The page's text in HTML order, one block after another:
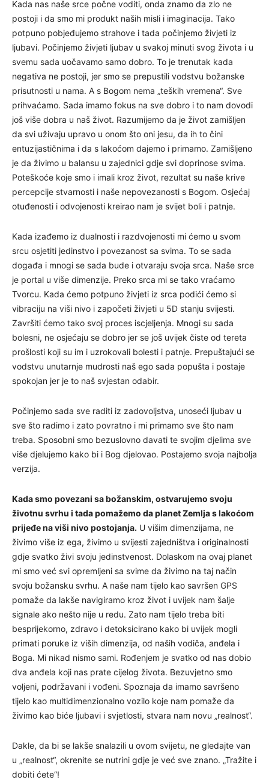
Kada nas naše srce počne voditi, onda znamo da zlo ne
postoji i da smo mi produkt naših misli i imaginacija. Tako
potpuno pobjeđujemo strahove i tada počinjemo živjeti iz
ljubavi. Počinjemo živjeti ljubav u svakoj minuti svog života i u
svemu sada uočavamo samo dobro. To je trenutak kada
negativa ne postoji, jer smo se prepustili vodstvu božanske
prisutnosti u nama. A s Bogom nema „teških vremena“. Sve
prihvaćamo. Sada imamo fokus na sve dobro i to nam dovodi
još više dobra u naš život. Razumijemo da je život zamišljen
da svi uživaju upravo u onom što oni jesu, da ih to čini
entuzijastičnima i da s lakoćom dajemo i primamo. Zamišljeno
je da živimo u balansu u zajednici gdje svi doprinose svima.
Poteškoće koje smo i imali kroz život, rezultat su naše krive
percepcije stvarnosti i naše nepovezanosti s Bogom. Osjećaj
otuđenosti i odvojenosti kreirao nam je svijet boli i patnje.
Kada izađemo iz dualnosti i razdvojenosti mi ćemo u svom
srcu osjetiti jedinstvo i povezanost sa svima. To se sada
događa i mnogi se sada bude i otvaraju svoja srca. Naše srce
je portal u više dimenzije. Preko srca mi se tako vraćamo
Tvorcu. Kada ćemo potpuno živjeti iz srca podići ćemo si
vibraciju na viši nivo i započeti živjeti u 5D stanju svijesti.
Završiti ćemo tako svoj proces iscjeljenja. Mnogi su sada
bolesni, ne osjećaju se dobro jer se još uvijek čiste od tereta
prošlosti koji su im i uzrokovali bolesti i patnje. Prepuštajući se
vodstvu unutarnje mudrosti naš ego sada popušta i postaje
spokojan jer je to naš svjestan odabir.
Počinjemo sada sve raditi iz zadovoljstva, unoseći ljubav u
sve što radimo i zato povratno i mi primamo sve što nam
treba. Sposobni smo bezuslovno davati te svojim djelima sve
više djelujemo kako bi i Bog djelovao. Postajemo svoja najbolja
verzija.
Kada smo povezani sa božanskim, ostvarujemo svoju
životnu svrhu i tada pomažemo da planet Zemlja s lakoćom
prijeđe na viši nivo postojanja. U višim dimenzijama, ne
živimo više iz ega, živimo u svijesti zajedništva i originalnosti
gdje svatko živi svoju jedinstvenost. Dolaskom na ovaj planet
mi smo već svi opremljeni sa svime da živimo na taj način
svoju božansku svrhu. A naše nam tijelo kao savršen GPS
pomaže da lakše navigiramo kroz život i uvijek nam šalje
signale ako nešto nije u redu. Zato nam tijelo treba biti
besprijekorno, zdravo i detoksicirano kako bi uvijek mogli
primati poruke iz viših dimenzija, od naših vodiča, anđela i
Boga. Mi nikad nismo sami. Rođenjem je svatko od nas dobio
dva anđela koji nas prate cijelog života. Bezuvjetno smo
voljeni, podržavani i vođeni. Spoznaja da imamo savršeno
tijelo kao multidimenzionalno vozilo koje nam pomaže da
živimo kao biće ljubavi i svjetlosti, stvara nam novu „realnost“.
Dakle, da bi se lakše snalazili u ovom svijetu, ne gledajte van
u „realnost“, okrenite se nutrini gdje je već sve znano. „Tražite i
dobiti ćete“!